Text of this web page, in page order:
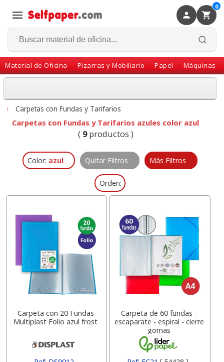
0
Material de Oficina Pizarras y Mobiliario Papel Máquinas
Volver
↑ Carpetas con Fundas y Tarifarios
Carpetas con Fundas y Tarifarios azules color azul
( 9productos )
Color: azul Quitar Filtros Más Filtros
Orden:
Carpeta con 20 Fundas
Multiplast Folio azul frost
Carpeta de 60 fundas -
escaparate - espiral - cierre
gomas